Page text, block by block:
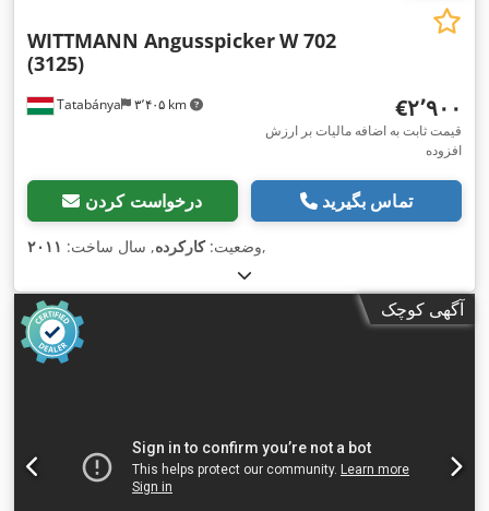
Tatabánya ۳٬۴۰۵ km
WITTMANN AngusspickerW 702
(3125)
‎€۲٬۹۰۰
قیمت ثابت به اضافه مالیات بر ارزش
افزوده
درخواست کردن تماس بگیرید
وضعیت:کارکرده, سال ساخت: ۲۰۱۱ ,
آگهی کوچک